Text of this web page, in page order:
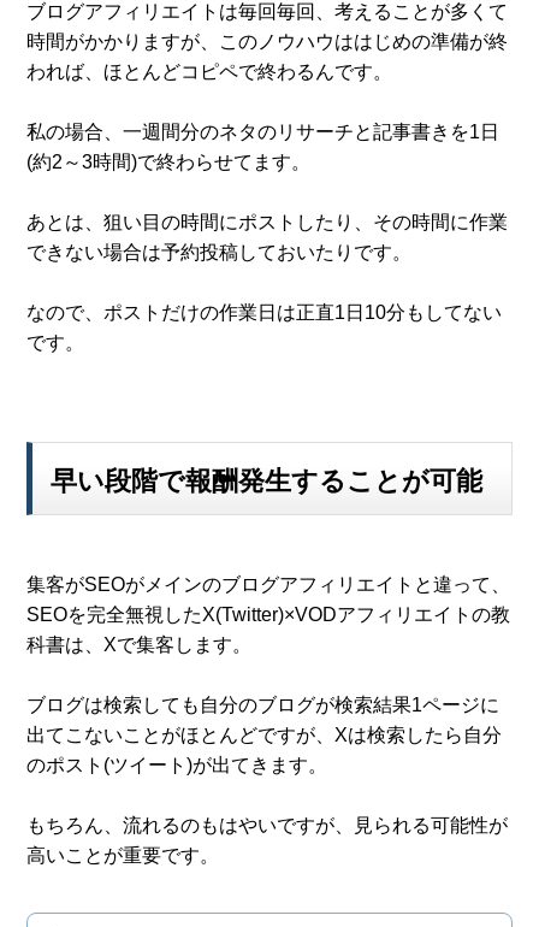
ブログアフィリエイトは毎回毎回、考えることが多くて
時間がかかりますが、このノウハウははじめの準備が終
われば、ほとんどコピペで終わるんです。
私の場合、一週間分のネタのリサーチと記事書きを1日
(約2～3時間)で終わらせてます。
あとは、狙い目の時間にポストしたり、その時間に作業
できない場合は予約投稿しておいたりです。
なので、ポストだけの作業日は正直1日10分もしてない
です。
早い段階で報酬発生することが可能
集客がSEOがメインのブログアフィリエイトと違って、
SEOを完全無視したX(Twitter)×VODアフィリエイトの教
科書は、Xで集客します。
ブログは検索しても自分のブログが検索結果1ページに
出てこないことがほとんどですが、Xは検索したら自分
のポスト(ツイート)が出てきます。
もちろん、流れるのもはやいですが、見られる可能性が
高いことが重要です。